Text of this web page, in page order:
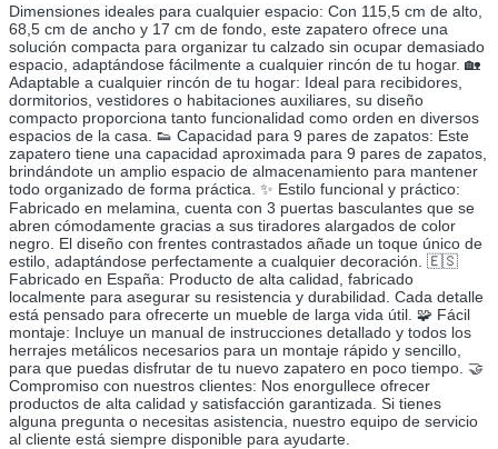
Dimensiones ideales para cualquier espacio: Con 115,5 cm de alto,
68,5 cm de ancho y 17 cm de fondo, este zapatero ofrece una
solución compacta para organizar tu calzado sin ocupar demasiado
espacio, adaptándose fácilmente a cualquier rincón de tu hogar. 🏡
Adaptable a cualquier rincón de tu hogar: Ideal para recibidores,
dormitorios, vestidores o habitaciones auxiliares, su diseño
compacto proporciona tanto funcionalidad como orden en diversos
espacios de la casa. 👟 Capacidad para 9 pares de zapatos: Este
zapatero tiene una capacidad aproximada para 9 pares de zapatos,
brindándote un amplio espacio de almacenamiento para mantener
todo organizado de forma práctica. ✨ Estilo funcional y práctico:
Fabricado en melamina, cuenta con 3 puertas basculantes que se
abren cómodamente gracias a sus tiradores alargados de color
negro. El diseño con frentes contrastados añade un toque único de
estilo, adaptándose perfectamente a cualquier decoración. 🇪🇸
Fabricado en España: Producto de alta calidad, fabricado
localmente para asegurar su resistencia y durabilidad. Cada detalle
está pensado para ofrecerte un mueble de larga vida útil. 🧩 Fácil
montaje: Incluye un manual de instrucciones detallado y todos los
herrajes metálicos necesarios para un montaje rápido y sencillo,
para que puedas disfrutar de tu nuevo zapatero en poco tiempo. 🤝
Compromiso con nuestros clientes: Nos enorgullece ofrecer
productos de alta calidad y satisfacción garantizada. Si tienes
alguna pregunta o necesitas asistencia, nuestro equipo de servicio
al cliente está siempre disponible para ayudarte.